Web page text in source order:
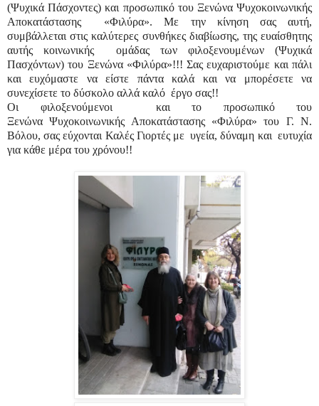
(Ψυχικά Πάσχοντες) και προσωπικό του Ξενώνα Ψυχοκοινωνικής
Αποκατάστασης «Φιλύρα».Με την κίνηση σας αυτή,
συμβάλλεται στις καλύτερες συνθήκες διαβίωσης, της ευαίσθητης
αυτής κοινωνικής ομάδας των φιλοξενουμένων (Ψυχικά
Πασχόντων) του Ξενώνα «Φιλύρα»!!!Σας ευχαριστούμε και πάλι
και ευχόμαστε να είστε πάντα καλά και να μπορέσετε να
συνεχίσετε το δύσκολο αλλά καλό έργο σας!!
Οι φιλοξενούμενοι και το προσωπικό του
ΞενώναΨυχοκοινωνικής Αποκατάστασης «Φιλύρα»του Γ. Ν.
Βόλου, σας εύχονται Καλές Γιορτές με υγεία,δύναμη και ευτυχία
για κάθε μέρα του χρόνου!!